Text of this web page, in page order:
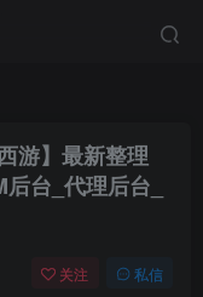
游】最新整理
台_代理后台_
关注 私信